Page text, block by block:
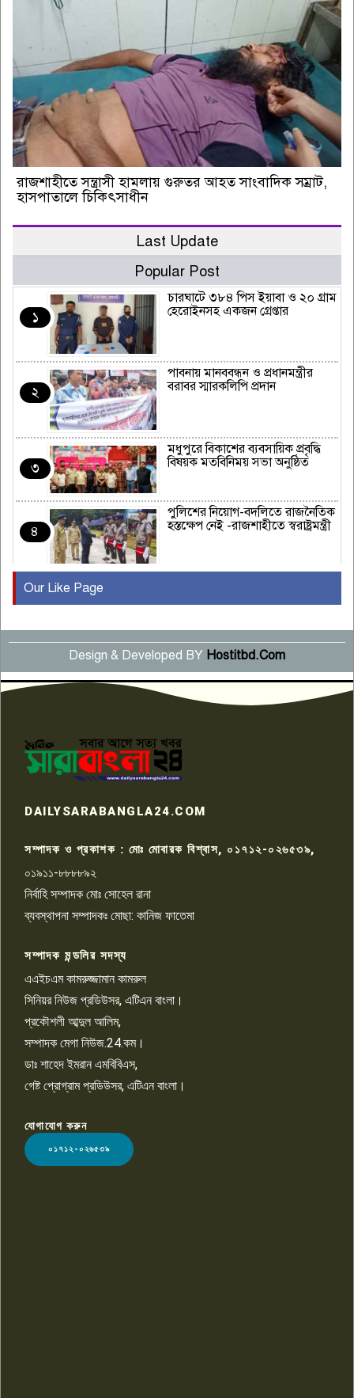
রাজশাহীতে সন্ত্রাসী হামলায় গুরুতর আহত সাংবাদিক সম্রাট,
হাসপাতালে চিকিৎসাধীন
Last Update
Popular Post
১
চারঘাটে ৩৮৪ পিস ইয়াবা ও ২০ গ্রাম
হেরোইনসহ একজন গ্রেপ্তার
২
পাবনায় মানববন্ধন ও প্রধানমন্ত্রীর
বরাবর স্মারকলিপি প্রদান
৩
মধুপুরে বিকাশের ব্যবসায়িক প্রবৃদ্ধি
বিষয়ক মতবিনিময় সভা অনুষ্ঠিত
৪
পুলিশের নিয়োগ-বদলিতে রাজনৈতিক
হস্তক্ষেপ নেই -রাজশাহীতে স্বরাষ্ট্রমন্ত্রী
৫
বছর পূর্তি উদযাপন
৬
সংবাদ সম্মেলনে অভিযোগ অস্বীকার
উদ্দেশ্য প্রণোদিত সংবাদ প্রকাশের
প্রতিবাদ নাজির হাসানের
৭
কেটে ঘরে ঢুকে স্কুল শিক্ষিকাকে হত্যা
টয়লেটের ট্যাংকি থেকে লাশ উদ্ধার
রাজশাহীতে সন্ত্রাসী হামলায় গুরুতর
৯
চাঁদাবাজি ও হয়রানির অভিযোগ
১০
Our Like Page
Design & Developed BY Hostitbd.Com
LOGO
DAILYSARABANGLA24.COM
সম্পাদক ও প্রকাশক : মোঃ মোবারক বিশ্বাস, ০১৭১২-০২৬৫৩৯,
০১৯১১-৮৮৮৮৯২
নির্বাহি সম্পাদক মোঃ সোহেল রানা
ব্যবস্থাপনা সম্পাদকঃ মোছা: কানিজ ফাতেমা
সম্পাদক মন্ডলির সদস্য
এএইচএম কামরুজ্জামান কামরুল
সিনিয়র নিউজ প্রডিউসর, এটিএন বাংলা।
প্রকৌশলী আব্দুল আলিম,
সম্পাদক মেগা নিউজ.24.কম।
ডাঃ শাহেদ ইমরান এমবিবিএস,
গেষ্ট প্রোগ্রাম প্রডিউসর, এটিএন বাংলা।
যোগাযোগ করুন
০১৭১২-০২৬৫৩৯